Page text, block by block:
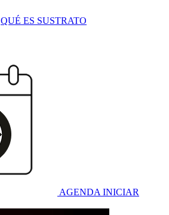
QUÉ ES SUSTRATO
AGENDA INICIAR